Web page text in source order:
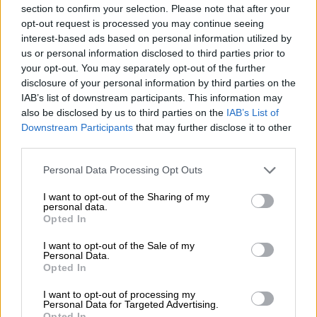
section to confirm your selection. Please note that after your
opt-out request is processed you may continue seeing
interest-based ads based on personal information utilized by
us or personal information disclosed to third parties prior to
your opt-out. You may separately opt-out of the further
disclosure of your personal information by third parties on the
IAB’s list of downstream participants. This information may
also be disclosed by us to third parties on the IAB’s List of
Downstream Participants that may further disclose it to other
Personal Data Processing Opt Outs
I want to opt-out of the Sharing of my
personal data.
Opted In
I want to opt-out of the Sale of my
Personal Data.
Opted In
I want to opt-out of processing my
Personal Data for Targeted Advertising.
Isabel Pantoja y Juan Gabriel, dos divos latinos